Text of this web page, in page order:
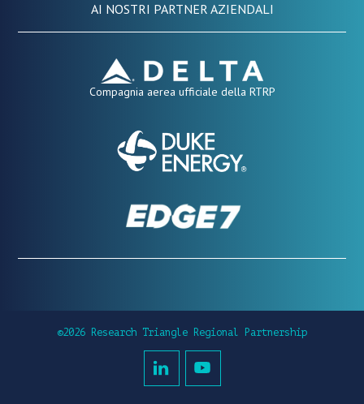
AI NOSTRI PARTNER AZIENDALI
Compagnia aerea ufficiale della RTRP
©2026 Research Triangle Regional Partnership